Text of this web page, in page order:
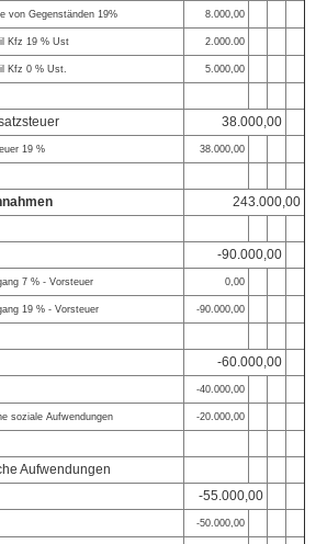
von Gegenständen 19% 8.000,00
Kfz 19 % Ust 2.000.00
Kfz 0 % Ust. 5.000,00
38.000,00
19 % 38.000,00
243.000,00
-90.000,00
7 % - Vorsteuer 0,00
19 % - Vorsteuer -90.000,00
-60.000,00
-40.000,00
soziale Aufwendungen -20.000,00
Aufwendungen
-55.000,00
-50.000,00